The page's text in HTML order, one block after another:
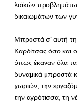
λαϊκών
δικαιωμάτων των
Μπροστά σ’ αυτή
Καρδίτσας όσο και
όπως έκαναν όλα
δυναμικά μπροστά
χωριών, την
την αγρότισσα, τη